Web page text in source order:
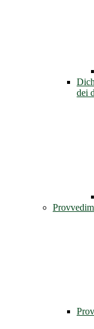
dei